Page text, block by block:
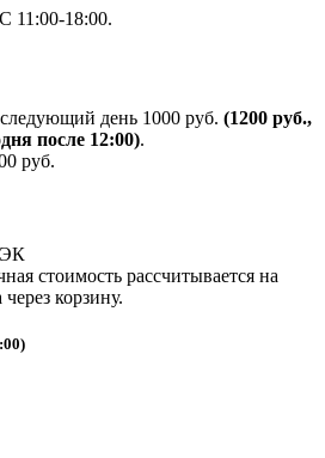
11:00-18:00.
день 1000 руб. (1200 руб.,
после 12:00).
руб.
стоимость рассчитывается на
корзину.